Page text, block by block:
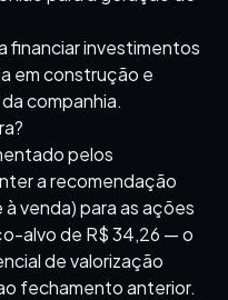
financiar investimentos
em construção e
companhia.
pelos
a recomendação
venda) para as ações
alvo de R$ 34,26 — o
de valorização
fechamento anterior.